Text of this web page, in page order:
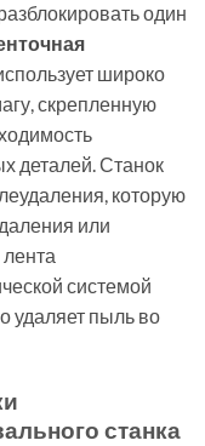
один
широко
скрепленную
деталей. Станок
которую
или
системой
удаляет пыль во
станка